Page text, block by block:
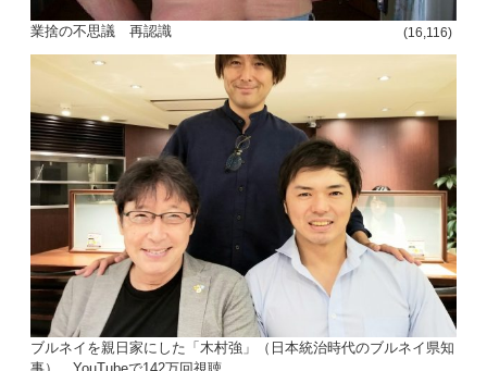
業捨の不思議 再認識 (16,116)
ブルネイを親日家にした「木村強」（日本統治時代のブルネイ県知